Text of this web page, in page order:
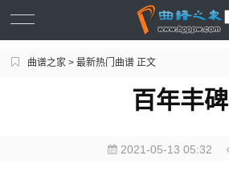
曲谱之家 > 最新热门曲谱 正文
百年丰碑
2021-05-13 05:32